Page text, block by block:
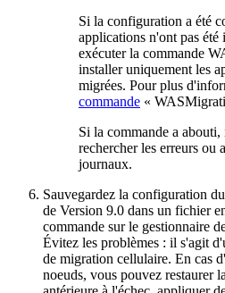
Si la configuration a été
applications n'ont pas été
exécuter la commande
installer uniquement les
migrées. Pour plus
commande «
Si la commande a abouti,
rechercher les erreurs ou
journaux.
Sauvegardez la configuration
de Version 9.0 dans un fichier
commande sur le gestionnaire
Évitez les problèmes : il s'agit
de migration cellulaire. En cas
noeuds, vous pouvez restaurer